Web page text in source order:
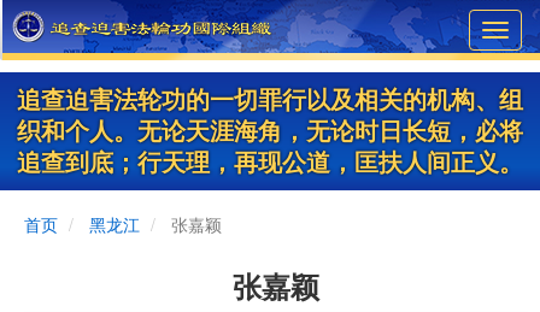
Skip
to
main
content
追查迫害法轮功的一切罪行以及相关的机构、组
织和个人。无论天涯海角，无论时日长短，必将
追查到底；行天理，再现公道，匡扶人间正义。
首页 黑龙江 张嘉颖
张嘉颖